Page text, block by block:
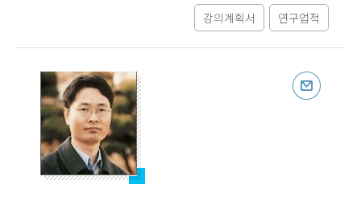
강의계획서 연구업적